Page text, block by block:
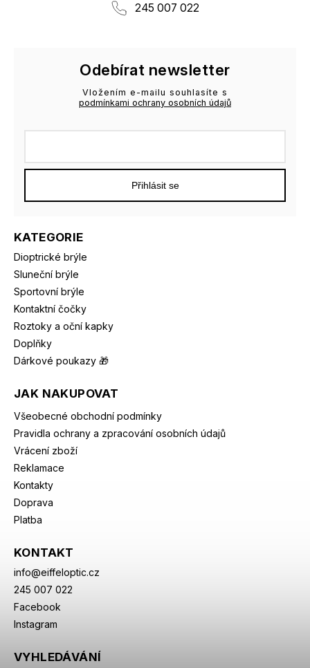
245 007 022
KATEGORIE
Dioptrické brýle
Sluneční brýle
Sportovní brýle
Kontaktní čočky
Roztoky a oční kapky
Doplňky
Dárkové poukazy 🎁
JAK NAKUPOVAT
Všeobecné obchodní podmínky
Pravidla ochrany a zpracování osobních údajů
Vrácení zboží
Reklamace
Kontakty
Doprava
Platba
KONTAKT
info@eiffeloptic.cz
245 007 022
Facebook
Instagram
Odebírat newsletter
Vložením e-mailu souhlasíte s
podmínkami ochrany osobních údajů
Přihlásit se
VYHLEDÁVÁNÍ